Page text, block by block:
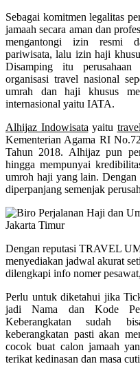
Sebagai komitmen legalitas
jamaah secara aman dan
mengantongi izin resmi
pariwisata, lalu izin haji
Disamping itu
organisasi travel nasional
umrah dan haji khusus
internasional yaitu IATA.
Alhijaz Indowisata yaitu
Kementerian Agama RI
Tahun 2018. Alhijaz pun
hingga mempunyai
umroh haji yang lain. Dengan
diperpanjang semenjak
Dengan reputasi TRAVEL
menyediakan jadwal akurat
dilengkapi info nomer
Perlu untuk diketahui jika
jadi Nama dan Kode
Keberangkatan sudah
keberangkatan pasti akan
cocok buat calon jamaah
terikat kedinasan dan masa